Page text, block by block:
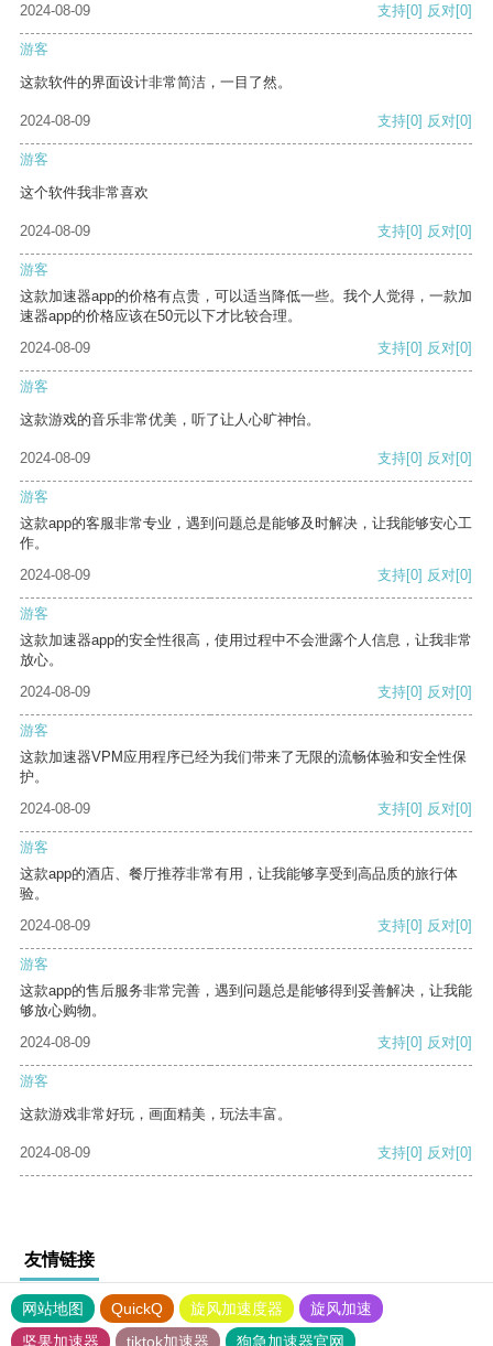
2024-08-09 支持[0] 反对[0]
游客
这款软件的界面设计非常简洁，一目了然。
2024-08-09 支持[0] 反对[0]
游客
这个软件我非常喜欢
2024-08-09 支持[0] 反对[0]
游客
这款加速器app的价格有点贵，可以适当降低一些。我个人觉得，一款加
速器app的价格应该在50元以下才比较合理。
2024-08-09
支持[0] 反对[0]
游客
这款游戏的音乐非常优美，听了让人心旷神怡。
2024-08-09 支持[0] 反对[0]
游客
这款app的客服非常专业，遇到问题总是能够及时解决，让我能够安心工
作。
2024-08-09
支持[0] 反对[0]
游客
这款加速器app的安全性很高，使用过程中不会泄露个人信息，让我非常
放心。
2024-08-09
支持[0] 反对[0]
游客
这款加速器VPM应用程序已经为我们带来了无限的流畅体验和安全性保
护。
2024-08-09
支持[0] 反对[0]
游客
这款app的酒店、餐厅推荐非常有用，让我能够享受到高品质的旅行体
验。
2024-08-09
支持[0] 反对[0]
游客
这款app的售后服务非常完善，遇到问题总是能够得到妥善解决，让我能
够放心购物。
2024-08-09
支持[0] 反对[0]
游客
这款游戏非常好玩，画面精美，玩法丰富。
2024-08-09 支持[0] 反对[0]
友情链接
网站地图 QuickQ 旋风加速度器
旋风加速
坚果加速器
tiktok加速器 狗急加速器官网